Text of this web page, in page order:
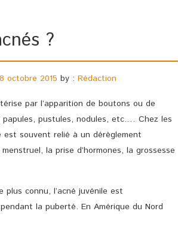
?
octobre 2015 by : Rédaction
par l’apparition de boutons ou de
pustules, nodules, etc.… Chez les
est souvent relié à un dérèglement
la prise d’hormones, la grossesse
plus connu, l’acné juvénile est
la puberté. En Amérique du Nord